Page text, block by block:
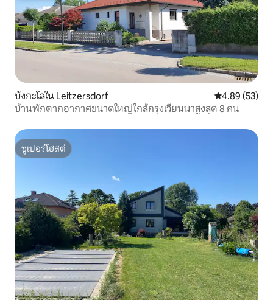
บังกะโลใน Leitzersdorf คะแนนเฉลี่ย
4.89 (53)
บ้านพักตากอากาศขนาดใหญ่ใกล้กรุงเวียนนาสูงสุด 8 คน
ซูเปอร์โฮสต์
ซูเปอร์โฮสต์